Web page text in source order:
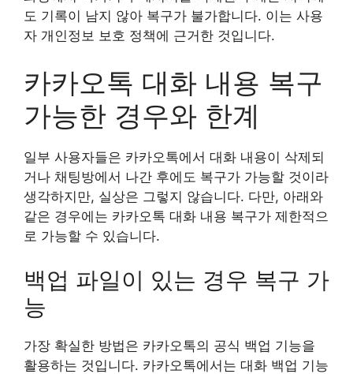
도 기록이 남지 않아 복구가 불가합니다. 이는 사용
자 개인정보 보호 정책에 근거한 것입니다.
카카오톡 대화 내용 복구
가능한 경우와 한계
일부 사용자들은 카카오톡에서 대화 내용이 삭제되
거나 채팅방에서 나간 후에도 복구가 가능할 것이라
생각하지만, 실상은 그렇지 않습니다. 다만, 아래와
같은 경우에는 카카오톡 대화 내용 복구가 제한적으
로 가능할 수 있습니다.
백업 파일이 있는 경우 복구 가
능
가장 확실한 방법은 카카오톡의 공식 백업 기능을
활용하는 것입니다. 카카오톡에서는 대화 백업 기능